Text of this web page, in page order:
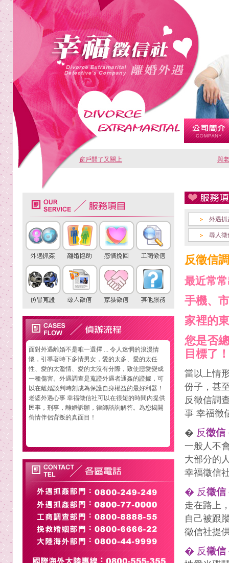
窗戶開了又關上 與
外遇抓
尋人徵
反徵信
最近常
手機、
家裡的
您是否
目標了！
當以上情
份子，甚
反徵信調
事 幸福徵
� 反徵信
一般人不
大部分的
幸福徵信
� 反徵信
走在路上
自己被跟
徵信社提
� 反徵信
面對外遇離婚不是唯一選擇 ... 令人迷惘的浪漫情
懷，引導著時下多情男女，愛的太多、愛的太任
性、愛的太濫情、愛的太沒有分際，致使戀愛變成
一種傷害。外遇調查是蒐證外遇者通姦的證據，可
以在離婚談判時刻成為保護自身權益的最好利器！
老婆外遇心事 幸福徵信社可以在很短的時間內提供
民事，刑事，離婚訴願，律師諮詢解答。為您揭開
偷情伴侶背叛的真面目！